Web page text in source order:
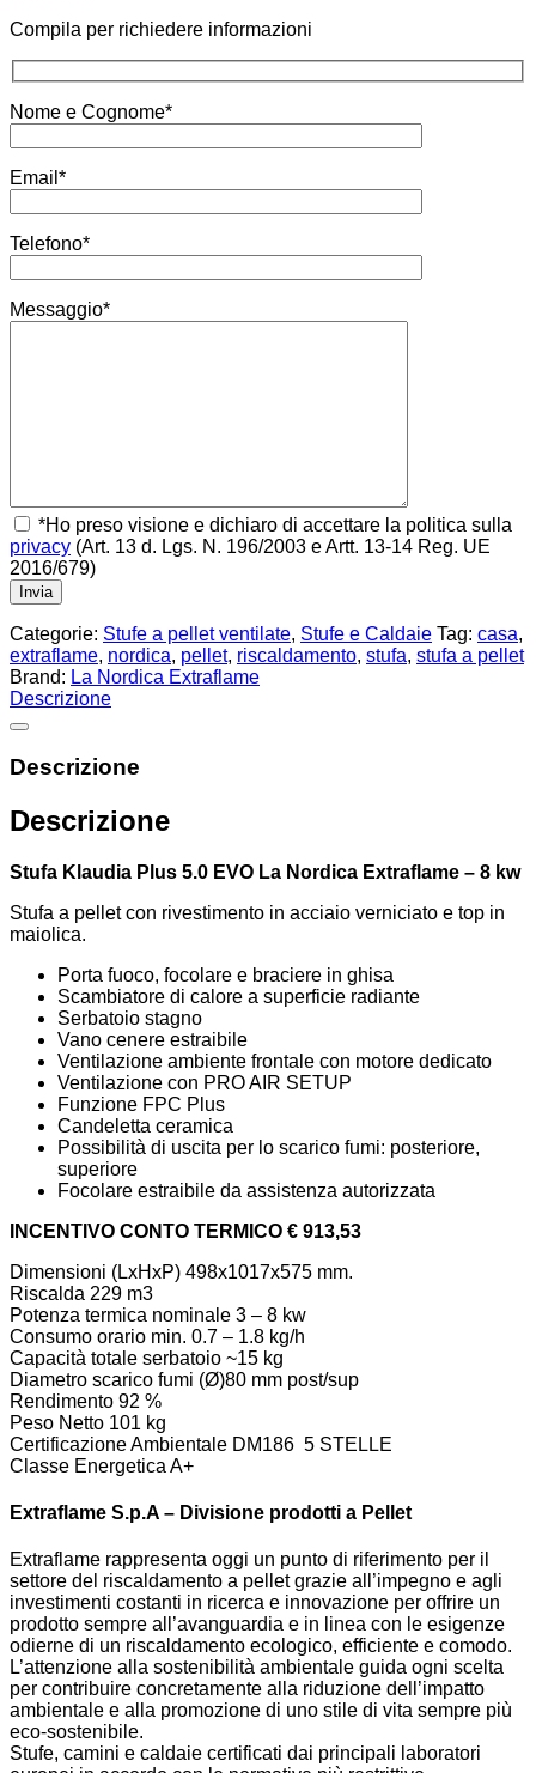
Compila per richiedere informazioni
Nome e Cognome*
Email*
Telefono*
Messaggio*
*Ho preso visione e dichiaro di accettare la politica sulla
privacy (Art. 13 d. Lgs. N. 196/2003 e Artt. 13-14 Reg. UE
2016/679)
Categorie: Stufe a pellet ventilate, Stufe e Caldaie Tag: casa,
extraflame, nordica, pellet, riscaldamento, stufa, stufa a pellet
Brand: La Nordica Extraflame
Descrizione
Descrizione
Descrizione
Stufa Klaudia Plus 5.0 EVO La Nordica Extraflame – 8 kw
Stufa a pellet con rivestimento in acciaio verniciato e top in
maiolica.
Porta fuoco, focolare e braciere in ghisa
Scambiatore di calore a superficie radiante
Serbatoio stagno
Vano cenere estraibile
Ventilazione ambiente frontale con motore dedicato
Ventilazione con PRO AIR SETUP
Funzione FPC Plus
Candeletta ceramica
Possibilità di uscita per lo scarico fumi: posteriore,
superiore
Focolare estraibile da assistenza autorizzata
INCENTIVO CONTO TERMICO € 913,53
Dimensioni (LxHxP) 498x1017x575 mm.
Riscalda 229 m3
Potenza termica nominale 3 – 8 kw
Consumo orario min. 0.7 – 1.8 kg/h
Capacità totale serbatoio ~15 kg
Diametro scarico fumi (Ø)80 mm post/sup
Rendimento 92 %
Peso Netto 101 kg
Certificazione Ambientale DM186 5 STELLE
Classe Energetica A+
Extraflame S.p.A – Divisione prodotti a Pellet
Extraflame rappresenta oggi un punto di riferimento per il
settore del riscaldamento a pellet grazie all’impegno e agli
investimenti costanti in ricerca e innovazione per offrire un
prodotto sempre all’avanguardia e in linea con le esigenze
odierne di un riscaldamento ecologico, efficiente e comodo.
L’attenzione alla sostenibilità ambientale guida ogni scelta
per contribuire concretamente alla riduzione dell’impatto
ambientale e alla promozione di uno stile di vita sempre più
eco-sostenibile.
Stufe, camini e caldaie certificati dai principali laboratori